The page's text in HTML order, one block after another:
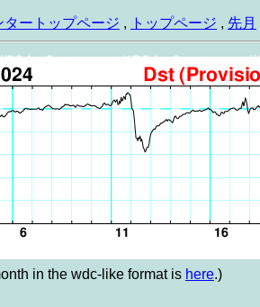
タートップページ , トップページ , 先月
in the wdc-like format is here.)